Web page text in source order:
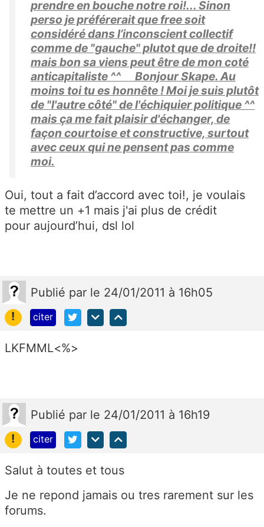
prendre en bouche notre roi!... Sinon
perso je préférerait que free soit
considéré dans l’inconscient collectif
comme de "gauche" plutot que de droite!!
mais bon sa viens peut être de mon coté
anticapitaliste ^^ Bonjour Skape. Au
moins toi tu es honnête ! Moi je suis plutôt
de "l'autre côté" de l'échiquier politique ^^
mais ça me fait plaisir d'échanger, de
façon courtoise et constructive, surtout
avec ceux qui ne pensent pas comme
moi.
Oui, tout a fait d’accord avec toi!, je voulais
te mettre un +1 mais j'ai plus de crédit
pour aujourd’hui, dsl lol
Publié par le 24/01/2011 à 16h05
!
citer
LKFMML<%>
Publié par le 24/01/2011 à 16h19
!
citer
Salut à toutes et tous
Je ne repond jamais ou tres rarement sur les
forums.